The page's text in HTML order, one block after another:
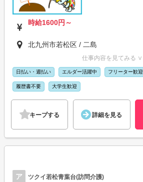
時給1600円～
北九州市若松区 / 二島
仕事内容を見てみる ∨
日払い・週払い エルダー活躍中 フリーター歓迎
履歴書不要 大学生歓迎
キープする 詳細を見る
ア ツクイ若松青葉台(訪問介護)